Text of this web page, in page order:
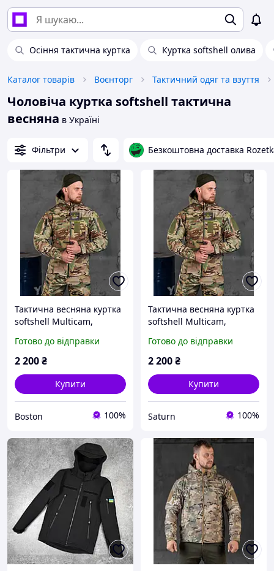
Осіння тактична куртка Куртка softshell олива
Каталог товарів Воєнторг Тактичний одяг та взуття
Чоловіча куртка softshell тактична
весняна в Україні
Фільтри Безкоштовна доставка
Тактична весняна куртка
softshell Multicam,
софтшелл на флісі,
армійська куртка
Готово до відправки
2 200₴
Купити
Boston 100%
Тактична весняна куртка
softshell Multicam,
софтшелл на флісі,
армійська куртка
Готово до відправки
2 200₴
Купити
Saturn 100%